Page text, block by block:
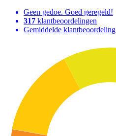
Geen gedoe. Goed geregeld!
317 klantbeoordelingen
Gemiddelde klantbeoordeling